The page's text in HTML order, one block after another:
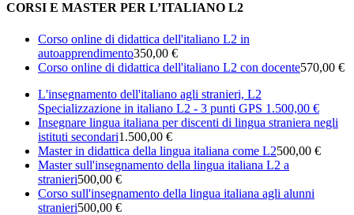
CORSI E MASTER PER L’ITALIANO L2
Corso online di didattica dell'italiano L2 in
autoapprendimento350,00 €
Corso online di didattica dell'italiano L2 con docente570,00 €
L'insegnamento dell'italiano agli stranieri, L2
Specializzazione in italiano L2 - 3 punti GPS 1.500,00 €
Insegnare lingua italiana per discenti di lingua straniera negli
istituti secondari1.500,00 €
Master in didattica della lingua italiana come L2500,00 €
Master sull'insegnamento della lingua italiana L2 a
stranieri500,00 €
Corso sull'insegnamento della lingua italiana agli alunni
stranieri500,00 €